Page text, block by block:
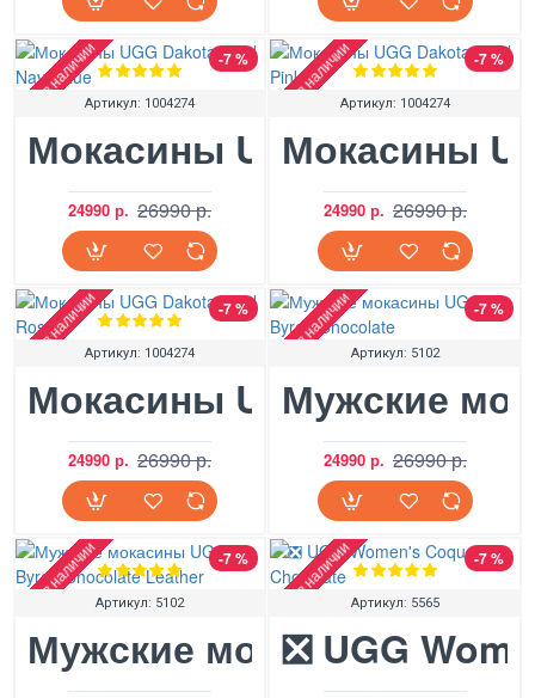
-7 %
Нет в наличииАртикул: 1004274
Мокасины UGG Dakota
24990 р. 26990 р.
-7 %
Нет в наличииАртикул: 1004274
Мокасины
24990 р. 26990 р.
-7 %
Нет в наличииАртикул: 1004274
Мокасины UGG Dakota
24990 р. 26990 р.
-7 %
Нет в наличииАртикул: 5102
Мужские
24990 р. 26990 р.
-7 %
Нет в наличииАртикул: 5102
Мужские мокасины UGG
-7 %
Нет в наличииАртикул: 5565
❎ UGG